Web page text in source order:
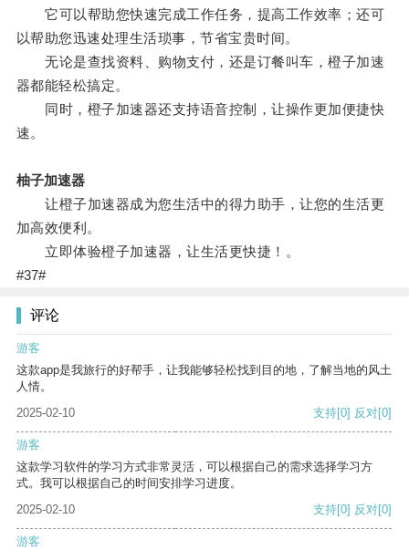
它可以帮助您快速完成工作任务，提高工作效率；还可
以帮助您迅速处理生活琐事，节省宝贵时间。
无论是查找资料、购物支付，还是订餐叫车，橙子加速
器都能轻松搞定。
同时，橙子加速器还支持语音控制，让操作更加便捷快
速。
柚子加速器
让橙子加速器成为您生活中的得力助手，让您的生活更
加高效便利。
立即体验橙子加速器，让生活更快捷！。
#37#
评论
游客
这款app是我旅行的好帮手，让我能够轻松找到目的地，了解当地的风土
人情。
2025-02-10
支持[0] 反对[0]
游客
这款学习软件的学习方式非常灵活，可以根据自己的需求选择学习方
式。我可以根据自己的时间安排学习进度。
2025-02-10
支持[0] 反对[0]
游客